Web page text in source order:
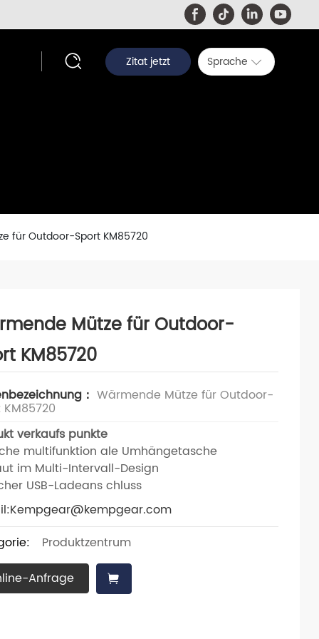
Zitat jetzt Sprache
für Outdoor-Sport KM85720
Mütze für Outdoor-
KM85720
： Wärmende Mütze für Outdoor-
verkaufs punkte
multifunktion ale Umhängetasche
im Multi-Intervall-Design
USB-Ladeans chluss
Kempgear@kempgear.com
Produktzentrum
Anfrage